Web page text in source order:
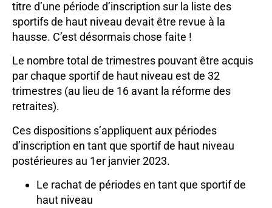
titre d’une période d’inscription sur la liste des
sportifs de haut niveau devait être revue à la
hausse. C’est désormais chose faite !
Le nombre total de trimestres pouvant être acquis
par chaque sportif de haut niveau est de 32
trimestres (au lieu de 16 avant la réforme des
retraites).
Ces dispositions s’appliquent aux périodes
d’inscription en tant que sportif de haut niveau
postérieures au 1er janvier 2023.
Le rachat de périodes en tant que sportif de
haut niveau